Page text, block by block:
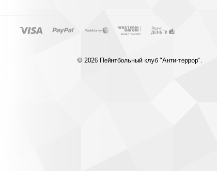
© 2026 Пейнтбольный клуб "Анти-террор".